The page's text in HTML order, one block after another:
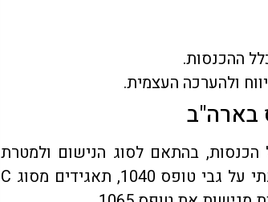
ההכנסות.
ולהערכה העצמית.
בארה"ב
הכנסות, בהתאם לסוג הנישום ולמטרת
הדיווח. לדוגמה, יחידים מגישים את דוח המס השנתי על גבי טופס 1040, תאגידים מסוג C